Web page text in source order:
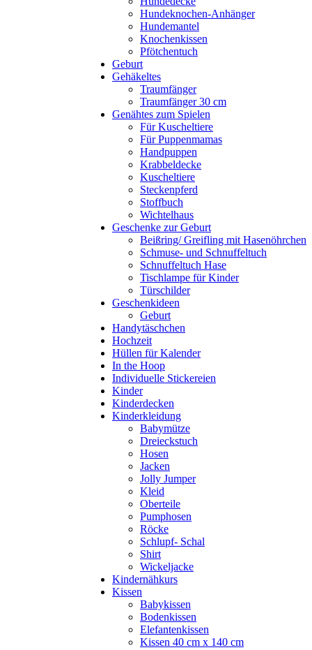
Hundeknochen-Anhänger
Hundemantel
Knochenkissen
Pfötchentuch
Geburt
Gehäkeltes
Traumfänger
Traumfänger 30 cm
Genähtes zum Spielen
Für Kuscheltiere
Für Puppenmamas
Handpuppen
Krabbeldecke
Kuscheltiere
Steckenpferd
Stoffbuch
Wichtelhaus
Geschenke zur Geburt
Beißring/ Greifling mit Hasenöhrchen
Schmuse- und Schnuffeltuch
Schnuffeltuch Hase
Tischlampe für Kinder
Türschilder
Geschenkideen
Geburt
Handytäschchen
Hochzeit
Hüllen für Kalender
In the Hoop
Individuelle Stickereien
Kinder
Kinderdecken
Kinderkleidung
Babymütze
Dreieckstuch
Hosen
Jacken
Jolly Jumper
Kleid
Oberteile
Pumphosen
Röcke
Schlupf- Schal
Shirt
Wickeljacke
Kindernähkurs
Kissen
Babykissen
Bodenkissen
Elefantenkissen
Kissen 40 cm x 140 cm